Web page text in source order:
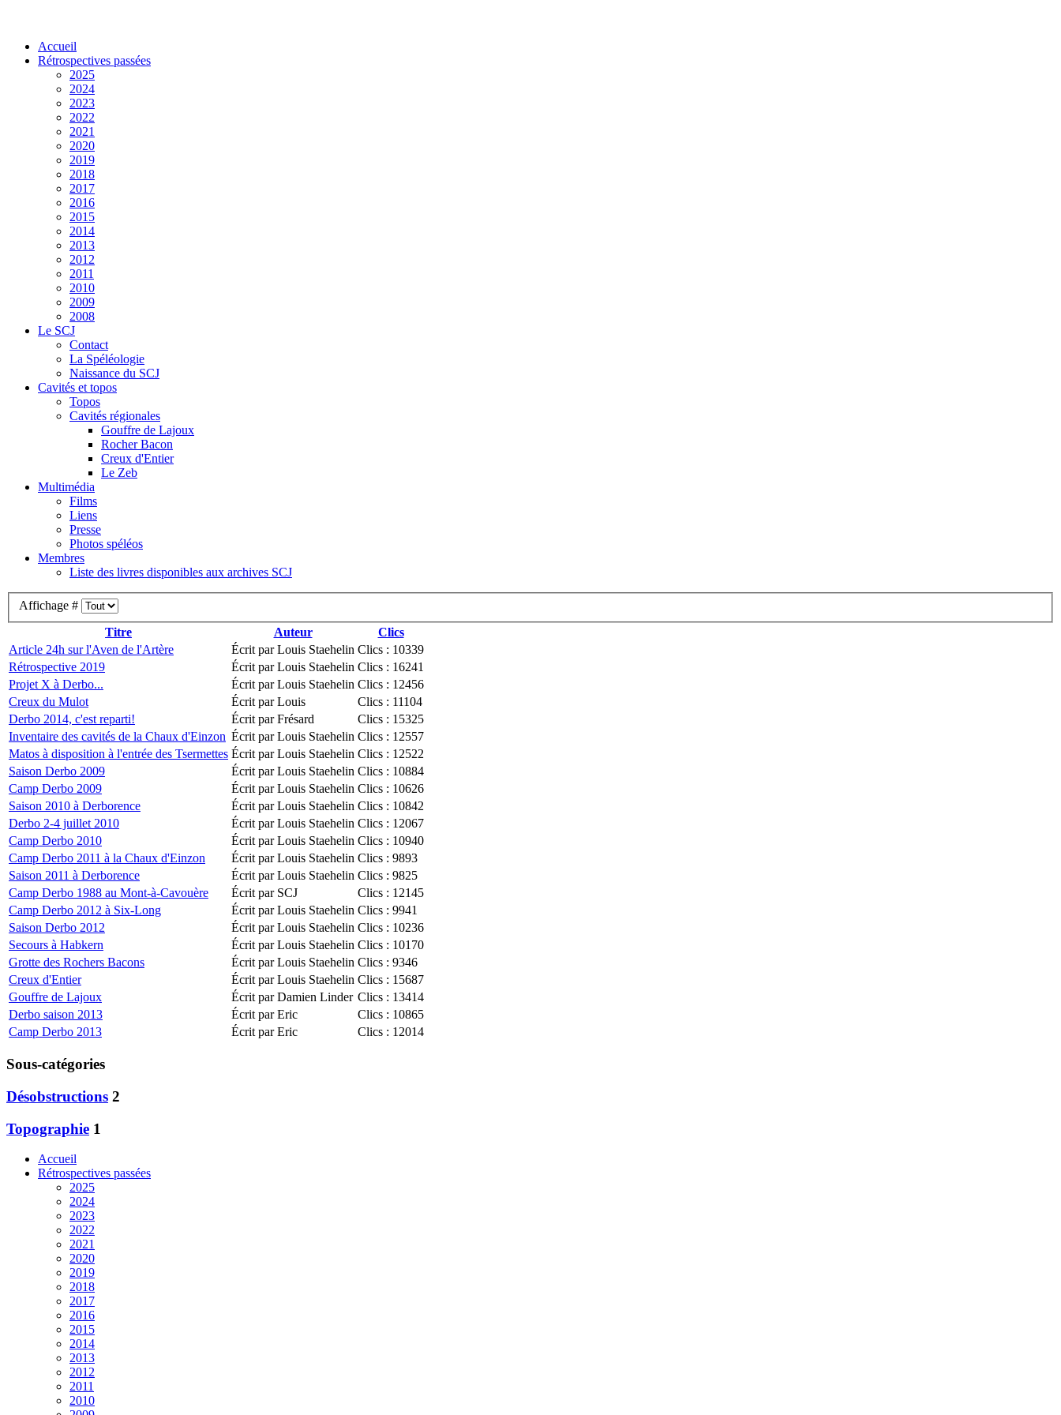
Accueil
Rétrospectives passées
2025
2024
2023
2022
2021
2020
2019
2018
2017
2016
2015
2014
2013
2012
2011
2010
2009
2008
Le SCJ
Contact
La Spéléologie
Naissance du SCJ
Cavités et topos
Topos
Cavités régionales
Gouffre de Lajoux
Rocher Bacon
Creux d'Entier
Le Zeb
Multimédia
Films
Liens
Presse
Photos spéléos
Membres
Liste des livres disponibles aux archives SCJ
Affichage #
Titre
Auteur
Clics
Article 24h sur l'Aven de l'Artère
Écrit par Louis Staehelin Clics : 10339
Rétrospective 2019
Écrit par Louis Staehelin Clics : 16241
Projet X à Derbo...
Écrit par Louis Staehelin Clics : 12456
Creux du Mulot
Écrit par Louis
Clics : 11104
Derbo 2014, c'est reparti!
Écrit par Frésard
Clics : 15325
Inventaire des cavités de la Chaux d'Einzon Écrit par Louis Staehelin Clics : 12557
Matos à disposition à l'entrée des Tsermettes Écrit par Louis Staehelin Clics : 12522
Saison Derbo 2009
Écrit par Louis Staehelin Clics : 10884
Camp Derbo 2009
Écrit par Louis Staehelin Clics : 10626
Saison 2010 à Derborence
Écrit par Louis Staehelin Clics : 10842
Derbo 2-4 juillet 2010
Écrit par Louis Staehelin Clics : 12067
Camp Derbo 2010
Écrit par Louis Staehelin Clics : 10940
Camp Derbo 2011 à la Chaux d'Einzon
Écrit par Louis Staehelin Clics : 9893
Saison 2011 à Derborence
Écrit par Louis Staehelin Clics : 9825
Camp Derbo 1988 au Mont-à-Cavouère
Écrit par SCJ
Clics : 12145
Camp Derbo 2012 à Six-Long
Écrit par Louis Staehelin Clics : 9941
Saison Derbo 2012
Écrit par Louis Staehelin Clics : 10236
Secours à Habkern
Écrit par Louis Staehelin Clics : 10170
Grotte des Rochers Bacons
Écrit par Louis Staehelin Clics : 9346
Creux d'Entier
Écrit par Louis Staehelin Clics : 15687
Gouffre de Lajoux
Écrit par Damien Linder Clics : 13414
Derbo saison 2013
Écrit par Eric
Clics : 10865
Camp Derbo 2013
Écrit par Eric Clics : 12014
Sous-catégories
Désobstructions 2
Topographie 1
Accueil
Rétrospectives passées
2025
2024
2023
2022
2021
2020
2019
2018
2017
2016
2015
2014
2013
2012
2011
2010